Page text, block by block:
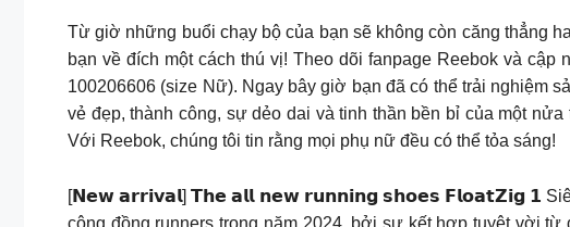
Từ giờ những buổi chạy bộ của bạn sẽ không còn căng thẳng
bạn về đích một cách thú vị! Theo dõi fanpage Reebok và cập
100206606 (size Nữ). Ngay bây giờ bạn đã có thể trải nghiệm
vẻ đẹp, thành công, sự dẻo dai và tinh thần bền bỉ của một
Với Reebok, chúng tôi tin rằng mọi phụ nữ đều có thể tỏa sáng!
[𝗡𝗲𝘄 𝗮𝗿𝗿𝗶𝘃𝗮𝗹] 𝗧𝗵𝗲 𝗮𝗹𝗹 𝗻𝗲𝘄 𝗿𝘂𝗻𝗻𝗶𝗻𝗴 𝘀𝗵𝗼𝗲𝘀 𝗙𝗹𝗼𝗮𝘁𝗭𝗶𝗴 𝟭
cộng đồng runners trong năm 2024, bởi sự kết hợp tuyệt vời